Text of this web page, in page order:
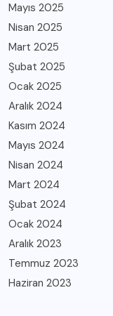
Mayıs 2025
Nisan 2025
Mart 2025
Şubat 2025
Ocak 2025
Aralık 2024
Kasım 2024
Mayıs 2024
Nisan 2024
Mart 2024
Şubat 2024
Ocak 2024
Aralık 2023
Temmuz 2023
Haziran 2023